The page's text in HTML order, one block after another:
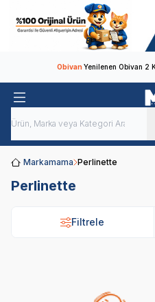
ObivanYenilenen Obivan 2
Markamama Perlinette
Perlinette
Filtrele